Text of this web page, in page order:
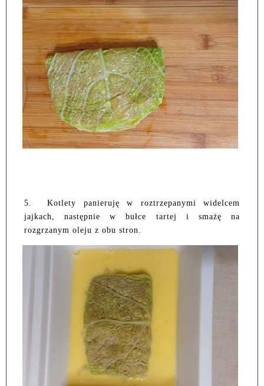
5.
Kotlety panieruję w roztrzepanymi widelcem
jajkach, następnie w bułce tartej i smażę na
rozgrzanym oleju z obu stron.